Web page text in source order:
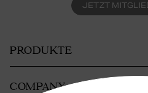
JETZT
PRODUKTE
COMPANY